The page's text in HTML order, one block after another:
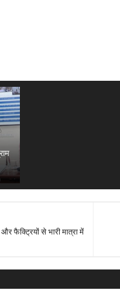
फैक्ट्रियों से भारी मात्रा में